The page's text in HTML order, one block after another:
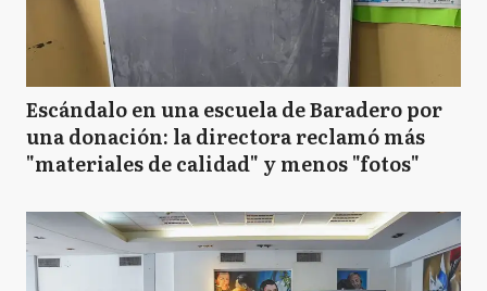
Escándalo en una escuela de Baradero por
una donación: la directora reclamó más
"materiales de calidad" y menos "fotos"